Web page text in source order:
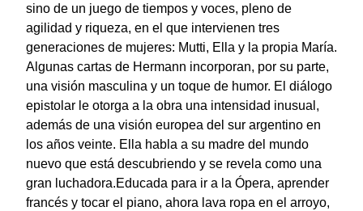
sino de un juego de tiempos y voces, pleno de
agilidad y riqueza, en el que intervienen tres
generaciones de mujeres: Mutti, Ella y la propia María.
Algunas cartas de Hermann incorporan, por su parte,
una visión masculina y un toque de humor. El diálogo
epistolar le otorga a la obra una intensidad inusual,
además de una visión europea del sur argentino en
los años veinte. Ella habla a su madre del mundo
nuevo que está descubriendo y se revela como una
gran luchadora.Educada para ir a la Ópera, aprender
francés y tocar el piano, ahora lava ropa en el arroyo,